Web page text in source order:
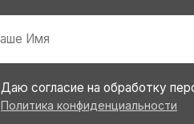
Персональные
данные
Даю согласие на обработку
Политика конфиденциальности